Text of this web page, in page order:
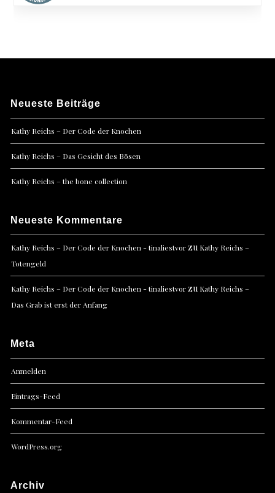
Neueste Beiträge
Kathy Reichs – Der Code der Knochen
Kathy Reichs – Das Gesicht des Bösen
Kathy Reichs – the bone collection
Neueste Kommentare
Kathy Reichs – Der Code der Knochen - tinaliestvorzu Kathy Reichs –
Totengeld
Kathy Reichs – Der Code der Knochen - tinaliestvorzu Kathy Reichs –
Das Grab ist erst der Anfang
Meta
Anmelden
Eintrags-Feed
Kommentar-Feed
WordPress.org
Archiv